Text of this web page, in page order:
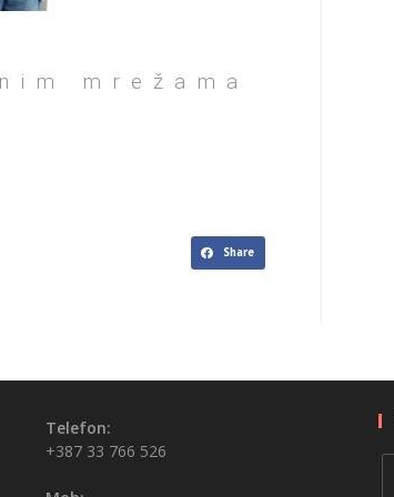
mrežama
Share
Telefon:
+387 33 766 526